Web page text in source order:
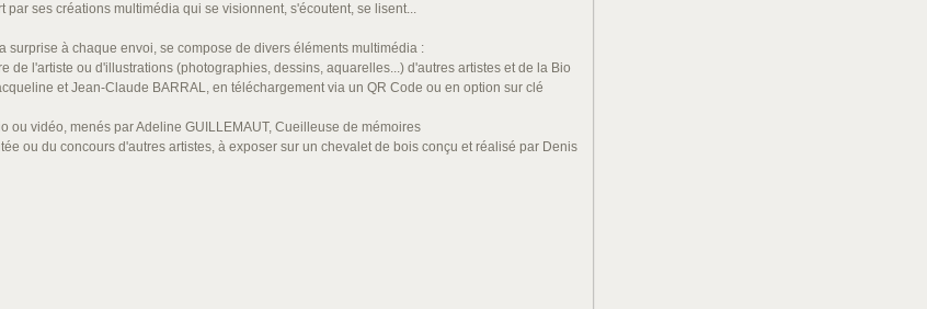
ses créations multimédia qui se visionnent, s'écoutent, se lisent...
à chaque envoi, se compose de divers éléments multimédia :
l'artiste ou d'illustrations (photographies, dessins, aquarelles...) d'autres artistes et de la Bio
et Jean-Claude BARRAL, en téléchargement via un QR Code ou en option sur clé
ou vidéo, menés par Adeline GUILLEMAUT, Cueilleuse de mémoires
ou du concours d'autres artistes, à exposer sur un chevalet de bois conçu et réalisé par Denis